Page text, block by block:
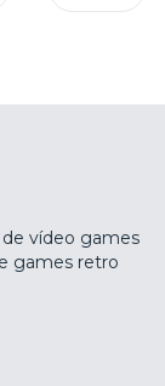
vídeo games
games retro